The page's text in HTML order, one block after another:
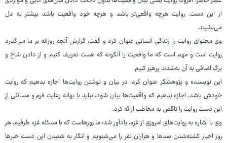
از این دست. روایت هرچه واقعی‌تر باشد و هرچه خود واقعیت باشد بیشتر به دل
می‌نشیند.
وی محتوای روایت را زندگی انسانی عنوان کرد و گفت: گزارش آنچه روزانه بر ما می‌گذرد
روایت است و مهم است که ما واقعیت را آنگونه که هست تعریف کنیم و از دادن شاخ و
برگ اضافی به آن به‌شدت پرهیز کنیم.
این نویسنده و پژوهشگر عنوان کرد: در بیان و نوشتن روایت‌ها اجازه بدهیم که روایت
خودش باشد، اجازه بدهیم که واقعیت‌ها بیان شود، نباید با بهانه رعایت فرم و مسائلی از
این دست روایت را ناقص به مخاطب ارائه کرد.
وی با اشاره به روایت‌های امروزی از غزه، یادآور شد: ما روزهاست که با مسئله غزه طرفیم، هر
روز اخبار کشته‌شدن صدها و هزاران نفر را می‌شنویم و انگار به شنیدن این دست خبرها